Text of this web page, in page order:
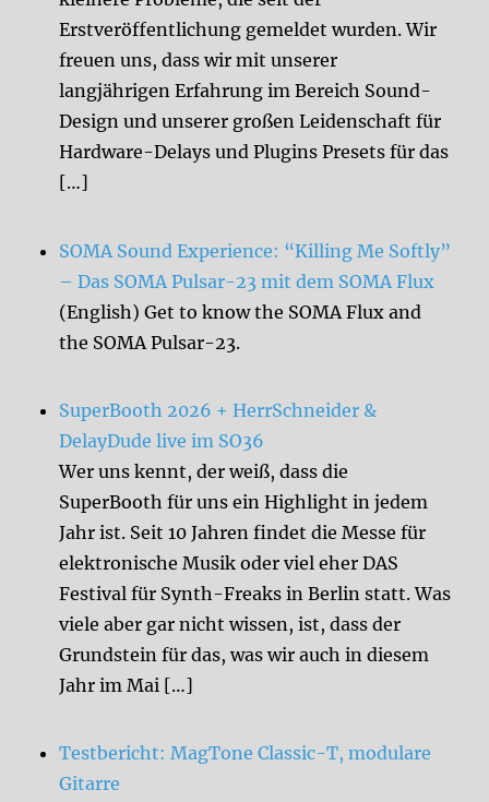
Erstveröffentlichung gemeldet wurden. Wir
freuen uns, dass wir mit unserer
langjährigen Erfahrung im Bereich Sound-
Design und unserer großen Leidenschaft für
Hardware-Delays und Plugins Presets für das
[…]
SOMA Sound Experience: “Killing Me Softly”
– Das SOMA Pulsar-23 mit dem SOMA Flux
(English) Get to know the SOMA Flux and
the SOMA Pulsar-23.
SuperBooth 2026 + HerrSchneider &
DelayDude live im SO36
Wer uns kennt, der weiß, dass die
SuperBooth für uns ein Highlight in jedem
Jahr ist. Seit 10 Jahren findet die Messe für
elektronische Musik oder viel eher DAS
Festival für Synth-Freaks in Berlin statt. Was
viele aber gar nicht wissen, ist, dass der
Grundstein für das, was wir auch in diesem
Jahr im Mai […]
Testbericht: MagTone Classic-T, modulare
Gitarre